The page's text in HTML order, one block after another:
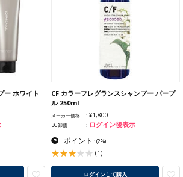
ー ホワイト
CF カラーフレグランスシャンプー パープ
ル 250ml
メーカー価格 ¥1,800
BG卸価 ログイン後表示
ポイント :(2%)
(1)
ログインして購入